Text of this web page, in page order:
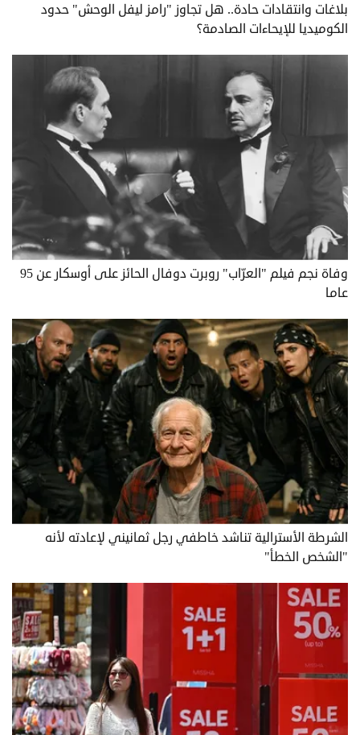
بلاغات وانتقادات حادة.. هل تجاوز "رامز ليفل الوحش" حدود
الكوميديا للإيحاءات الصادمة؟
وفاة نجم فيلم "العرّاب" روبرت دوفال الحائز على أوسكار عن 95
عاما
الشرطة الأسترالية تناشد خاطفي رجل ثمانيني لإعادته لأنه
"الشخص الخطأ"